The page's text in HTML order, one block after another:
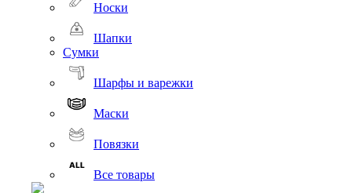
Носки
Шапки
Сумки
Шарфы и варежки
Маски
Повязки
Все товары